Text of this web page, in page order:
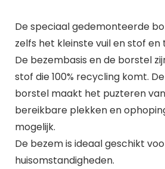
De speciaal gedemonteerde
zelfs het kleinste vuil en stof en
De bezembasis en de borstel
stof die 100% recycling komt.
borstel maakt het puzteren
bereikbare plekken en
mogelijk.
De bezem is ideaal geschikt
huisomstandigheden.